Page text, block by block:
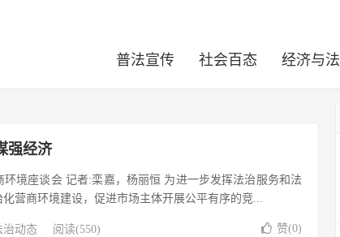
普法宣传 社会百态 经济与法
强经济
境座谈会 记者:栾嘉，杨丽恒 为进一步发挥法治服务和法
营商环境建设，促进市场主体开展公平有序的竞...
治动态 阅读(550) 赞(0)